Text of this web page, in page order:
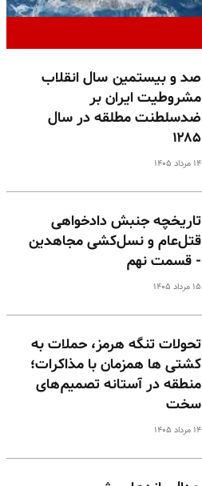
صد و بیستمین سال انقلاب
مشروطیت ایران بر
ضدسلطنت مطلقه در سال
۱۲۸۵
۱۴ مرداد ۱۴۰۵
تاریخچه جنبش دادخواهی
قتل‌عام و نسل‌کشی مجاهدین
- قسمت نهم
۱۵ مرداد ۱۴۰۵
تحولات تنگه هرمز، حملات به
کشتی ها همزمان با مذاکرات؛
منطقه در آستانه تصمیم‌های
سخت
۱۴ مرداد ۱۴۰۵